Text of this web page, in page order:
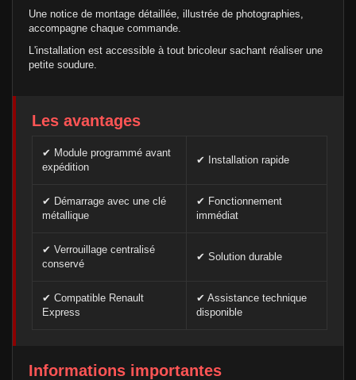
Une notice de montage détaillée, illustrée de photographies,
accompagne chaque commande.
L'installation est accessible à tout bricoleur sachant réaliser une
petite soudure.
Les avantages
✔ Module programmé avant
expédition
✔ Installation rapide
✔ Démarrage avec une clé
métallique
✔ Fonctionnement
immédiat
✔ Verrouillage centralisé
conservé
✔ Solution durable
✔ Compatible Renault
Express
✔ Assistance technique
disponible
Informations importantes